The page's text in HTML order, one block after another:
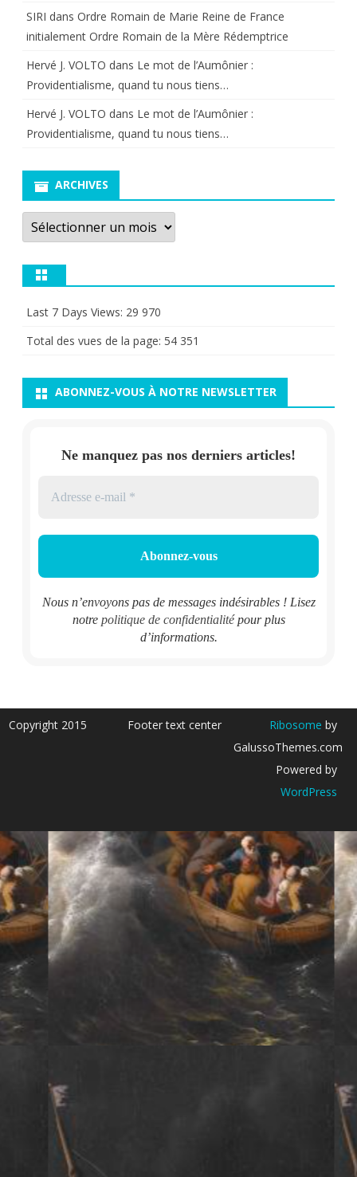
SIRI dans Ordre Romain de Marie Reine de France
initialement Ordre Romain de la Mère Rédemptrice
Hervé J. VOLTO dans Le mot de l’Aumônier :
Providentialisme, quand tu nous tiens…
Hervé J. VOLTO dans Le mot de l’Aumônier :
Providentialisme, quand tu nous tiens…
ARCHIVES
Archives
Last 7 Days Views: 29 970
Total des vues de la page: 54 351
ABONNEZ-VOUS À NOTRE NEWSLETTER
Ne manquez pas nos derniers articles!
Nous n’envoyons pas de messages indésirables ! Lisez
notre politique de confidentialitépour plus
d’informations.
Copyright 2015 Footer text center Ribosome by
GalussoThemes.com
Powered by
WordPress